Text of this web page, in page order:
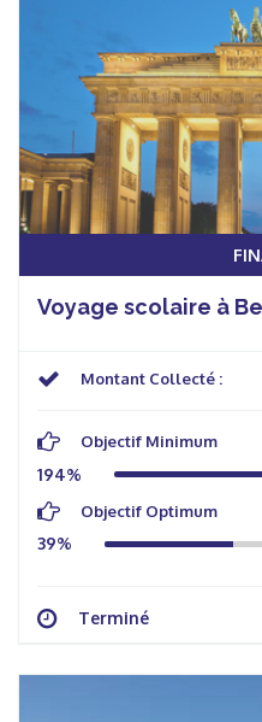
Voyage scolaire à
Montant Collecté :
Objectif Minimum
194%
Objectif Optimum
39%
Terminé